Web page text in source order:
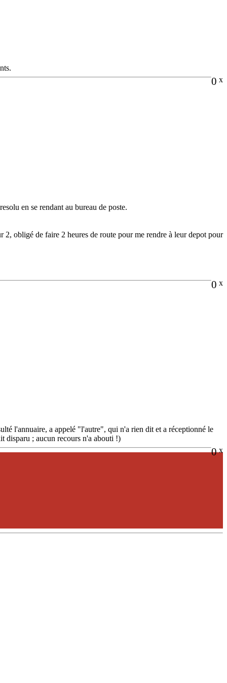
0 x
en se rendant au bureau de poste.
2, obligé de faire 2 heures de route pour me rendre à leur depot pour
0 x
l'annuaire, a appelé "l'autre", qui n'a rien dit et a réceptionné le
disparu ; aucun recours n'a abouti !)
0 x